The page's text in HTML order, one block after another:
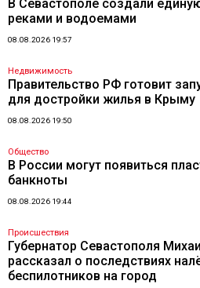
В Севастополе создали
реками и водоемами
08.08.2026 19:57
Недвижимость
Правительство РФ готовит
для достройки жилья в Крыму
08.08.2026 19:50
Общество
В России могут появиться
банкноты
08.08.2026 19:44
Происшествия
Губернатор Севастополя
рассказал о последствиях
беспилотников на город